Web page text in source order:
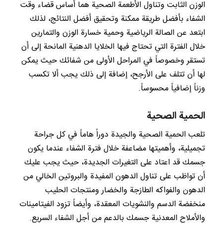
الوزن الثابت وتناول الأطعمة الصحية هما أساس قضاء وقت
الشفاء بأفضل طريقة ممكنة وتحقيق أفضل النتائج، لذلك
ابتعد عن الصالة الرياضية وحمية خسارة الوزن والتمارين
خلال الفترة التي تحتاج فيها الخلايا الدهنية المانحة إلى أن
تستقر وخصوصاً في المراحل الأولى من شفائك حيث يمكن
لها أن تتلف على الأرجح، إضافة إلى ذلك يجب ألا تكسب
وزناً إضافياً محسوساً.
الحمية الصحية
تلعب الحمية الصحية والجيدة دوراً هاماً في كل جراحة
تجميلية، وأهميتها مضاعفة خلال فترة الشفاء عندما يكون
جسمك قد اعتاد على التغيرات الجديدة، حيث يجب عليك
أن تواظب على تناول الدهون المفيدة والبروتين الخالي من
الدهون والفواكه الطازجة والخضار ومنتجات الحليب
منخفضة الدسم والنشويات المعقدة، وأيضاً تزود الفيتامينات
والأملاح المعدنية جسمك بالدعم من أجل الشفاء السريع.